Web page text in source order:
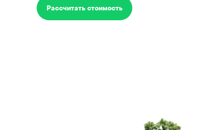
Рассчитать стоимость